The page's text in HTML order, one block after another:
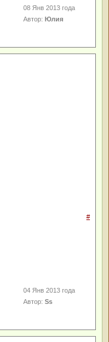
08 Янв 2013 года
Автор:Юлия
#
04 Янв 2013 года
Автор:Ss